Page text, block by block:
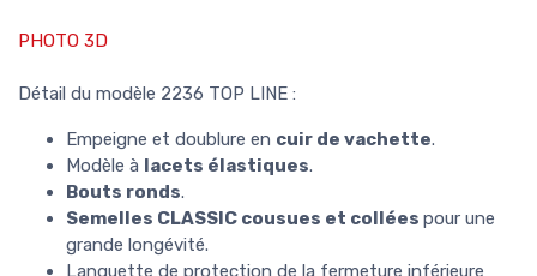
PHOTO 3D
Détail du modèle 2236 TOP LINE :
Empeigne et doublure en cuir de vachette.
Modèle à lacets élastiques.
Bouts ronds.
Semelles CLASSIC cousues et collées pour une
grande longévité.
Languette de protection de la fermeture inférieure